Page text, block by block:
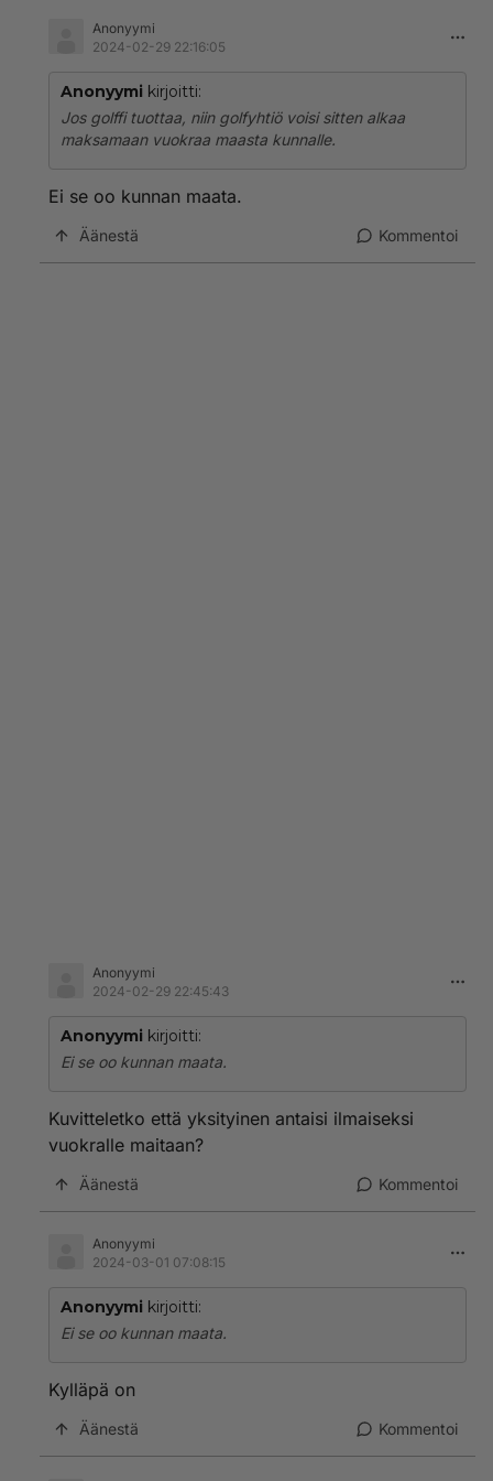
Anonyymi
2024-02-29 22:16:05
Anonyymi kirjoitti:
Jos golffi tuottaa, niin golfyhtiö voisi sitten alkaa
maksamaan vuokraa maasta kunnalle.
Ei se oo kunnan maata.
Äänestä Kommentoi
Anonyymi
2024-02-29 22:45:43
Anonyymi kirjoitti:
Ei se oo kunnan maata.
Kuvitteletko että yksityinen antaisi ilmaiseksi
vuokralle maitaan?
Äänestä Kommentoi
Anonyymi
2024-03-01 07:08:15
Anonyymi kirjoitti:
Ei se oo kunnan maata.
Kylläpä on
Äänestä Kommentoi